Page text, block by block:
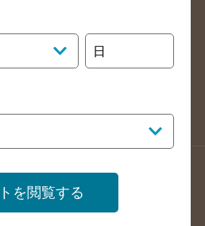
佐賀県のバー検索
索
熊本県のバー検索
のバー検索
店舗情報更新方法のご案内
舗様ログイン
日
を閲覧する